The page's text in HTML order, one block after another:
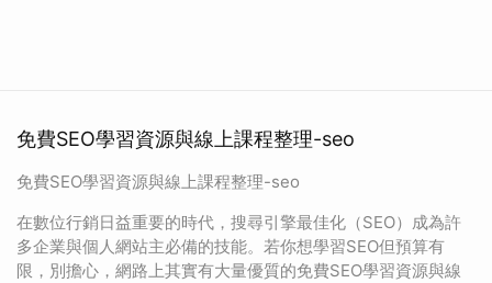
免費SEO學習資源與線上課程整理-seo
免費SEO學習資源與線上課程整理-seo
在數位行銷日益重要的時代，搜尋引擎最佳化（SEO）成為許
多企業與個人網站主必備的技能。若你想學習SEO但預算有
限，別擔心，網路上其實有大量優質的免費SEO學習資源與線